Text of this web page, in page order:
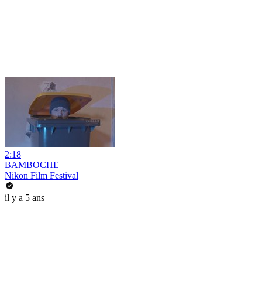
2:18
BAMBOCHE
Nikon Film Festival
il y a 5 ans